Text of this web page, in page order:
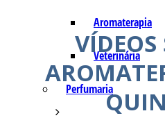
Aromaterapia
Veterinária
Perfumaria
VÍDEOS